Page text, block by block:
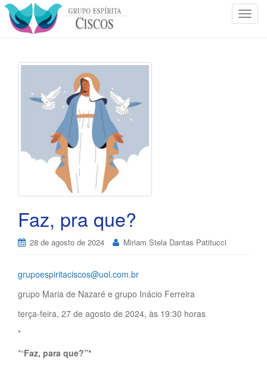
T
Faz, pra que?
28 de agosto de 2024 Miriam Stela Dantas Patitucci
grupoespiritaciscos@uol.com.br
grupo Maria de Nazaré e grupo Inácio Ferreira
terça-feira, 27 de agosto de 2024, às 19:30 horas
*
*“Faz, para que?”*